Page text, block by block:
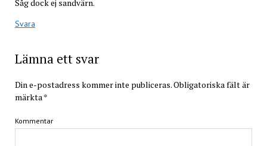
Såg dock ej sandvärn.
Svara
Lämna ett svar
Din e-postadress kommer inte publiceras.Obligatoriska fält är
märkta*
Kommentar